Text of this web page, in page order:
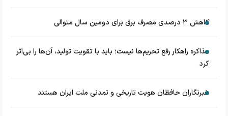
کاهش ۳ درصدی مصرف برق برای دومین سال متوالی
مذاکره راهکار رفع تحریم‌ها نیست؛ باید با تقویت تولید، آن‌ها را بی‌اثر
کرد
خبرنگاران حافظان هویت تاریخی و تمدنی ملت ایران هستند